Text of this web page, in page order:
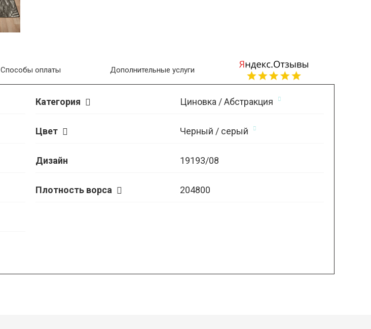
Категория Циновка / Абстракция
Цвет Черный / серый
Дизайн 19193/08
Плотность ворса 204800
Способы оплаты Дополнительные услуги